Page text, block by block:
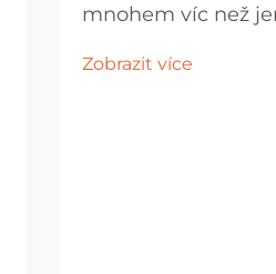
mnohem víc než
měl by ztělesňovat
Zobrazit více